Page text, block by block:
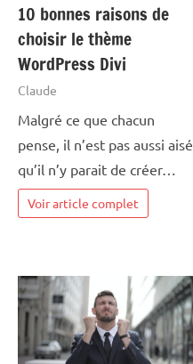
10 bonnes raisons de
choisir le thème
WordPress Divi
Claude
Malgré ce que chacun
pense, il n’est pas aussi aisé
qu’il n’y parait de créer…
Voir article complet